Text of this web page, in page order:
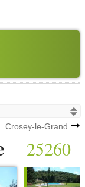
Crosey-le-Grand
25260